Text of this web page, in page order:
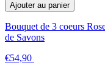
Ajouter au panier
Bouquet de 3 coeurs
de Savons
€54,90